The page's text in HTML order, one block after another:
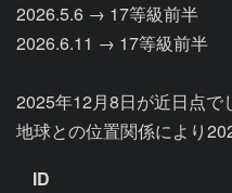
2026.5.6 → 17等級前半
2026.6.11 → 17等級前半
2025年12月8日が近日点で
地球との位置関係により
ID